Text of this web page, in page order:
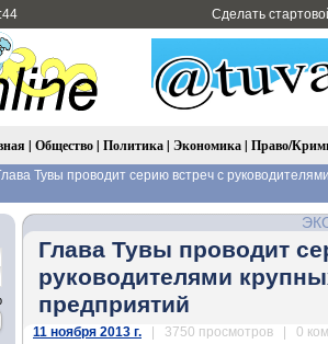
Сделать
| Общество| Политика| Экономика| Право/
Тувы проводит серию встреч с
Глава Тувы проводит
руководителями
предприятий
11 ноября 2013 г. | 3750 просмотров | 0